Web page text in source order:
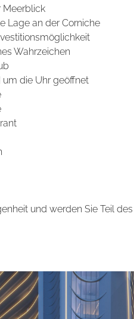
Meerblick
Lage an der Corniche
Wahrzeichen
um die Uhr geöffnet
und werden Sie Teil